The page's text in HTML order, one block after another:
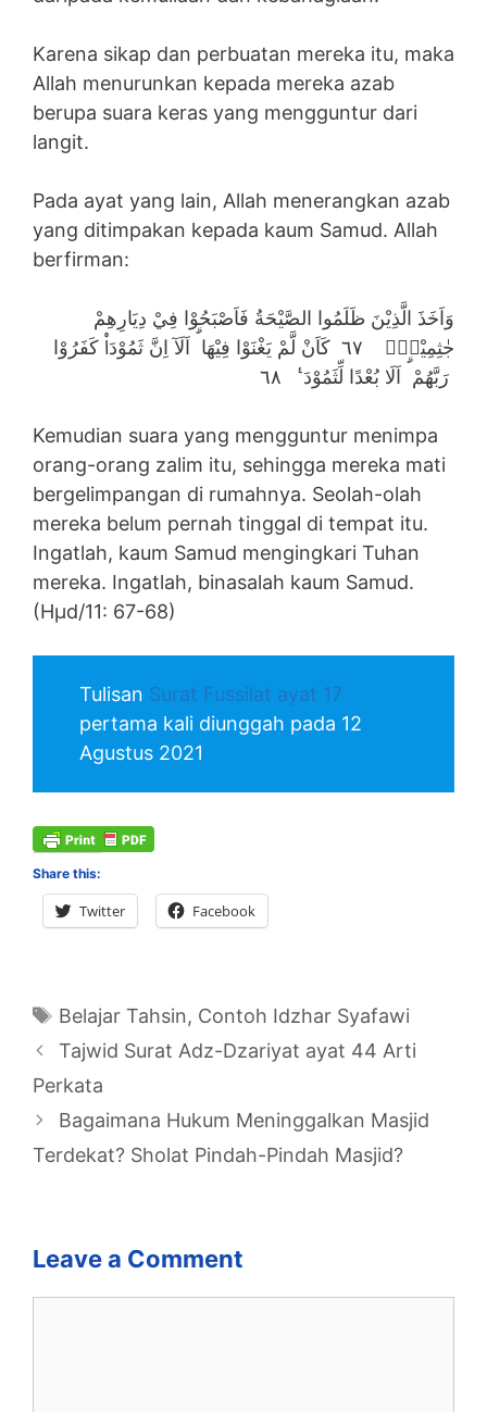
Karena sikap dan perbuatan mereka itu, maka
Allah menurunkan kepada mereka azab
berupa suara keras yang mengguntur dari
langit.
Pada ayat yang lain, Allah menerangkan azab
yang ditimpakan kepada kaum Samud. Allah
berfirman:
وَاَخَذَ الَّذِيْنَ ظَلَمُوا الصَّيْحَةُ فَاَصْبَحُوْا فِيْ دِيَارِهِمْ
جٰثِمِيْنَۙ ٦٧ كَاَنْ لَّمْ يَغْنَوْا فِيْهَا ۗ اَلَآ اِنَّ ثَمُوْدَا۠ كَفَرُوْا
Kemudian suara yang mengguntur menimpa
orang-orang zalim itu, sehingga mereka mati
bergelimpangan di rumahnya. Seolah-olah
mereka belum pernah tinggal di tempat itu.
Ingatlah, kaum Samud mengingkari Tuhan
mereka. Ingatlah, binasalah kaum Samud.
(Hµd/11: 67-68)
Tulisan Surat Fussilat ayat 17
pertama kali diunggah pada 12
Agustus 2021
Share this:
Twitter Facebook
Tags
Belajar Tahsin, Contoh Idzhar Syafawi
Tajwid Surat Adz-Dzariyat ayat 44 Arti
Perkata
Bagaimana Hukum Meninggalkan Masjid
Terdekat? Sholat Pindah-Pindah Masjid?
Leave a Comment